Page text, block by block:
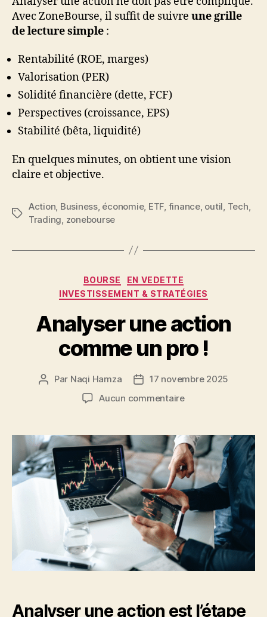
Avec ZoneBourse, il suffit de suivre une grille
de lecture simple :
Rentabilité (ROE, marges)
Valorisation (PER)
Solidité financière (dette, FCF)
Perspectives (croissance, EPS)
Stabilité (bêta, liquidité)
En quelques minutes, on obtient une vision
claire et objective.
Étiquettes
Action Business, économie, ETF finance, outil Tech
Trading zonebourse
Catégories
BOURSE
EN VEDETTE
INVESTISSEMENT & STRATÉGIES
Analyser une action
comme un pro !
Auteur
Par Naqi Hamza
Date17 novembre 2025
Aucun commentairesur
action
comme
un
pro
!
Analyser une action est l’étape